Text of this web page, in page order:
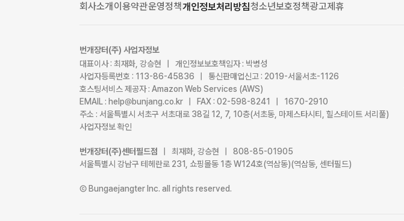
회사소개이용약관운영정책개인정보처리방침청소년보호정책광고제휴
번개장터(주) 사업자정보
대표이사 : 최재화, 강승현 | 개인정보보호책임자 : 박병성
사업자등록번호 : 113-86-45836 | 통신판매업신고 : 2019-서울서초-1126
호스팅서비스 제공자 : Amazon Web Services (AWS)
EMAIL : help@bunjang.co.kr | FAX : 02-598-8241 | 1670-2910
주소 : 서울특별시 서초구 서초대로 38길 12, 7, 10층(서초동, 마제스타시티, 힐스테이트 서리풀)
사업자정보 확인
번개장터(주)센터필드점
| 최재화, 강승현 | 808-85-01905
서울특별시 강남구 테헤란로 231, 쇼핑몰동 1층 W124호(역삼동)(역삼동, 센터필드)
Ⓒ Bungaejangter Inc. all rights reserved.